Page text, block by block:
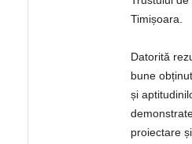
Timișoara.
Datorită
bune
și
proiectare